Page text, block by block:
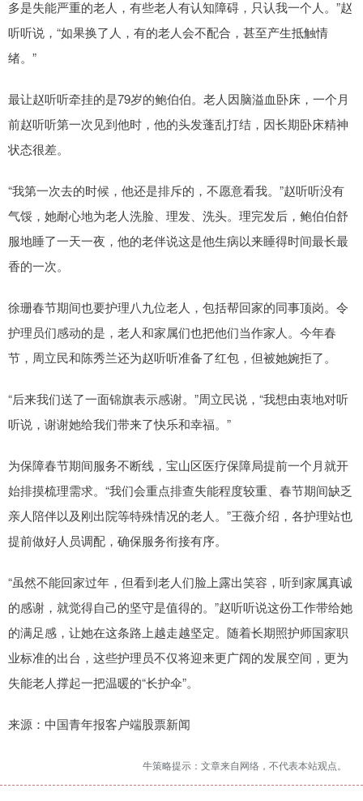
多是失能严重的老人，有些老人有认知障碍，只认我一个人。”赵
听听说，“如果换了人，有的老人会不配合，甚至产生抵触情
绪。”
最让赵听听牵挂的是79岁的鲍伯伯。老人因脑溢血卧床，一个月
前赵听听第一次见到他时，他的头发蓬乱打结，因长期卧床精神
状态很差。
“我第一次去的时候，他还是排斥的，不愿意看我。”赵听听没有
气馁，她耐心地为老人洗脸、理发、洗头。理完发后，鲍伯伯舒
服地睡了一天一夜，他的老伴说这是他生病以来睡得时间最长最
香的一次。
徐珊春节期间也要护理八九位老人，包括帮回家的同事顶岗。令
护理员们感动的是，老人和家属们也把他们当作家人。今年春
节，周立民和陈秀兰还为赵听听准备了红包，但被她婉拒了。
“后来我们送了一面锦旗表示感谢。”周立民说，“我想由衷地对听
听说，谢谢她给我们带来了快乐和幸福。”
为保障春节期间服务不断线，宝山区医疗保障局提前一个月就开
始排摸梳理需求。“我们会重点排查失能程度较重、春节期间缺乏
亲人陪伴以及刚出院等特殊情况的老人。”王薇介绍，各护理站也
提前做好人员调配，确保服务衔接有序。
“虽然不能回家过年，但看到老人们脸上露出笑容，听到家属真诚
的感谢，就觉得自己的坚守是值得的。”赵听听说这份工作带给她
的满足感，让她在这条路上越走越坚定。随着长期照护师国家职
业标准的出台，这些护理员不仅将迎来更广阔的发展空间，更为
失能老人撑起一把温暖的“长护伞”。
来源：中国青年报客户端股票新闻
牛策略提示：文章来自网络，不代表本站观点。